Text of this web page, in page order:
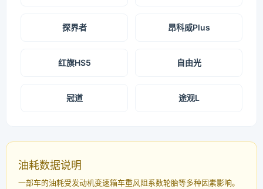
探界者 昂科威Plus
红旗HS5 自由光
冠道 途观L
油耗数据说明
一部车的油耗受发动机变速箱车重风阻系数轮胎等多种因素影响。